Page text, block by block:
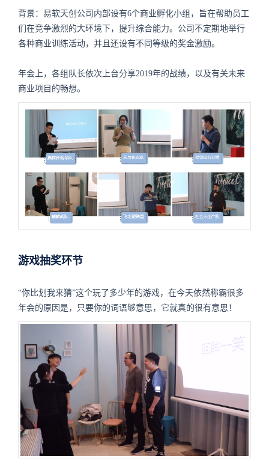
背景：易软天创公司内部设有6个商业孵化小组，旨在帮助员工
们在竞争激烈的大环境下，提升综合能力。公司不定期地举行
各种商业训练活动，并且还设有不同等级的奖金激励。
年会上，各组队长依次上台分享2019年的战绩，以及有关未来
商业项目的畅想。
游戏抽奖环节
“你比划我来猜”这个玩了多少年的游戏，在今天依然称霸很多
年会的原因是，只要你的词语够意思，它就真的很有意思！